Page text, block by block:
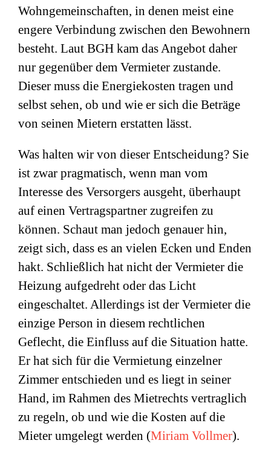
Wohngemeinschaften, in denen meist eine
engere Verbindung zwischen den Bewohnern
besteht. Laut BGH kam das Angebot daher
nur gegenüber dem Vermieter zustande.
Dieser muss die Energiekosten tragen und
selbst sehen, ob und wie er sich die Beträge
von seinen Mietern erstatten lässt.
Was halten wir von dieser Entscheidung? Sie
ist zwar pragmatisch, wenn man vom
Interesse des Versorgers ausgeht, überhaupt
auf einen Vertragspartner zugreifen zu
können. Schaut man jedoch genauer hin,
zeigt sich, dass es an vielen Ecken und Enden
hakt. Schließlich hat nicht der Vermieter die
Heizung aufgedreht oder das Licht
eingeschaltet. Allerdings ist der Vermieter die
einzige Person in diesem rechtlichen
Geflecht, die Einfluss auf die Situation hatte.
Er hat sich für die Vermietung einzelner
Zimmer entschieden und es liegt in seiner
Hand, im Rahmen des Mietrechts vertraglich
zu regeln, ob und wie die Kosten auf die
Mieter umgelegt werden (Miriam Vollmer).